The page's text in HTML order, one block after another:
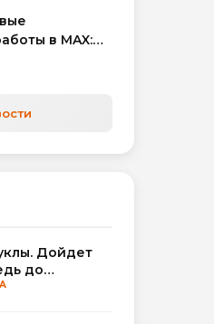
в MAX:
Дойдет
до